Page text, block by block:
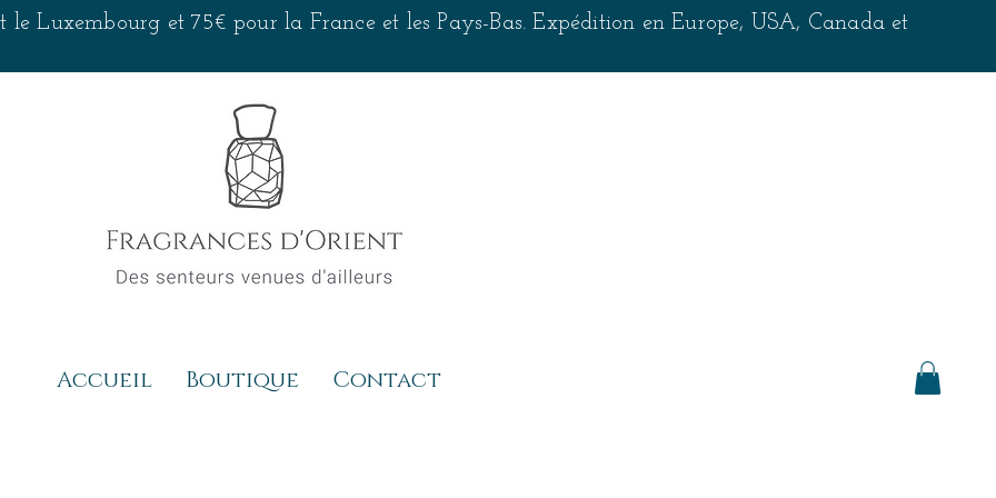
Luxembourg et 75€ pour la France et les Pays-Bas. Expédition en Europe, USA, Canada et
Accueil Boutique Contact